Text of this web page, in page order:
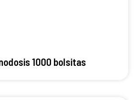
1000 bolsitas